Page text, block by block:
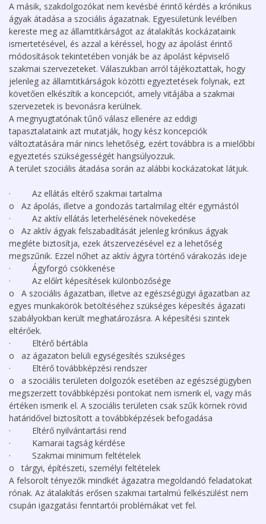
A másik, szakdolgozókat nem kevésbé érintő kérdés a krónikus
ágyak átadása a szociális ágazatnak. Egyesületünk levélben
kereste meg az államtitkárságot az átalakítás kockázataink
ismertetésével, és azzal a kéréssel, hogy az ápolást érintő
módosítások tekintetében vonják be az ápolást képviselő
szakmai szervezeteket. Válaszukban arról tájékoztattak, hogy
jelenleg az államtitkárságok közötti egyeztetések folynak, ezt
követően elkészítik a koncepciót, amely vitájába a szakmai
szervezetek is bevonásra kerülnek.
A megnyugtatónak tűnő válasz ellenére az eddigi
tapasztalataink azt mutatják, hogy kész koncepciók
változtatására már nincs lehetőség, ezért továbbra is a mielőbbi
egyeztetés szükségességét hangsúlyozzuk.
A terület szociális átadása során az alábbi kockázatokat látjuk.
· Az ellátás eltérő szakmai tartalma
o Az ápolás, illetve a gondozás tartalmilag eltér egymástól
· Az aktív ellátás leterhelésének növekedése
o Az aktív ágyak felszabadítását jelenleg krónikus ágyak
megléte biztosítja, ezek átszervezésével ez a lehetőség
megszűnik. Ezzel nőhet az aktív ágyra történő várakozás ideje
· Ágyforgó csökkenése
· Az előírt képesítések különbözősége
o A szociális ágazatban, illetve az egészségügyi ágazatban az
egyes munkakörök betöltéséhez szükséges képesítés ágazati
szabályokban került meghatározásra. A képesítési szintek
eltérőek.
· Eltérő bértábla
o az ágazaton belüli egységesítés szükséges
· Eltérő továbbképzési rendszer
o a szociális területen dolgozók esetében az egészségügyben
megszerzett továbbképzési pontokat nem ismerik el, vagy más
értéken ismerik el. A szociális területen csak szűk körnek rövid
határidővel biztosított a továbbképzések befogadása
· Eltérő nyilvántartási rend
· Kamarai tagság kérdése
· Szakmai minimum feltételek
o tárgyi, építészeti, személyi feltételek
A felsorolt tényezők mindkét ágazatra megoldandó feladatokat
rónak. Az átalakítás erősen szakmai tartalmú felkészülést nem
csupán igazgatási fenntartói problémákat vet fel.